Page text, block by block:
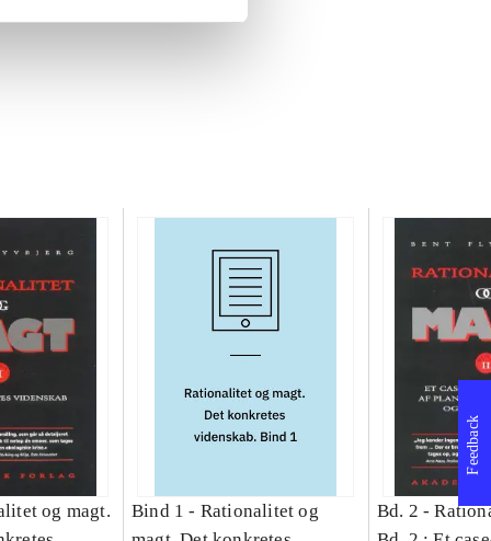
og magt.
Bind 1 - Rationalitet og
Bd. 2 -
Feedback